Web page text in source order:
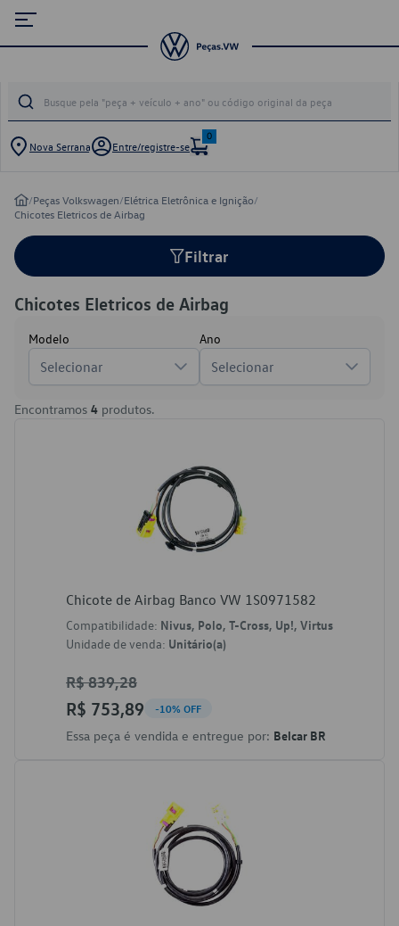
Nova Serrana Entre/registre-se
0
/Peças Volkswagen/Elétrica Eletrônica e Ignição/
Chicotes Eletricos de Airbag
Filtrar
Chicotes Eletricos de Airbag
Modelo
Selecionar
Ano
Selecionar
Encontramos 4 produtos.
Chicote de Airbag Banco VW 1S0971582
Compatibilidade: Nivus, Polo, T-Cross, Up!, Virtus
Unidade de venda: Unitário(a)
R$ 839,28
R$ 753,89 -10% OFF
Essa peça é vendida e entregue por: Belcar BR